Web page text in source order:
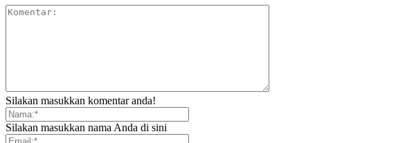
Silakan masukkan komentar anda!
Silakan masukkan nama Anda di sini